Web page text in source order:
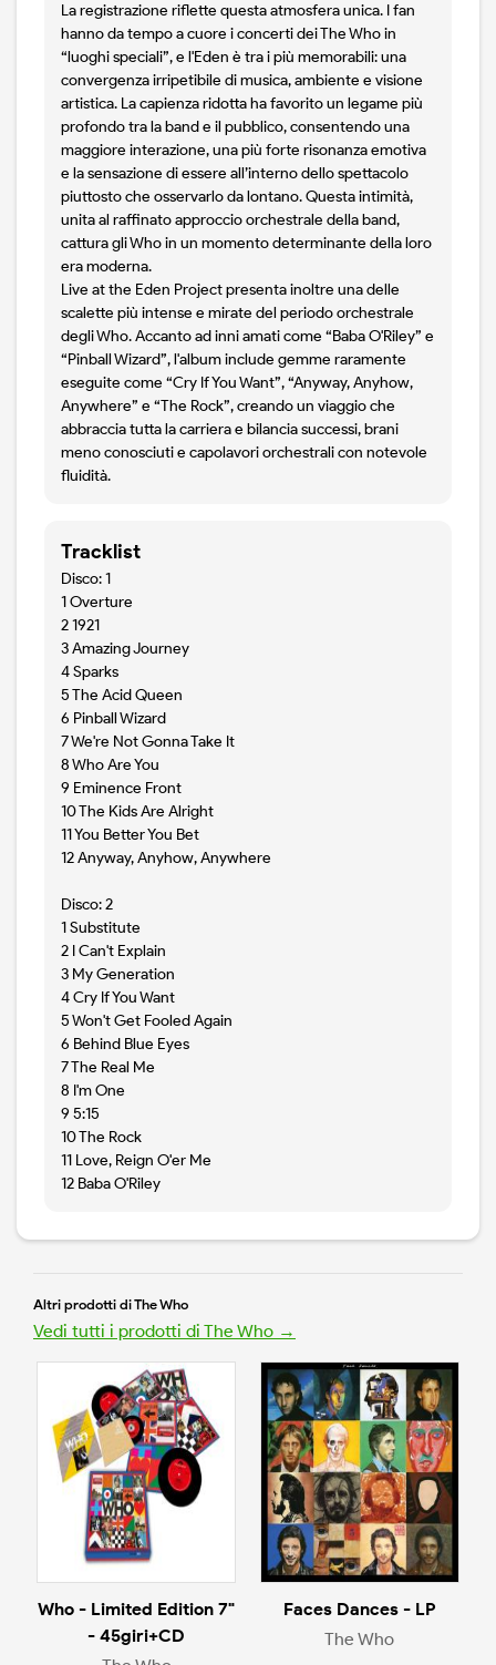
La registrazione riflette questa atmosfera unica. I fan
hanno da tempo a cuore i concerti dei The Who in
“luoghi speciali”, e l'Eden è tra i più memorabili: una
convergenza irripetibile di musica, ambiente e visione
artistica. La capienza ridotta ha favorito un legame più
profondo tra la band e il pubblico, consentendo una
maggiore interazione, una più forte risonanza emotiva
e la sensazione di essere all’interno dello spettacolo
piuttosto che osservarlo da lontano. Questa intimità,
unita al raffinato approccio orchestrale della band,
cattura gli Who in un momento determinante della loro
era moderna.
Live at the Eden Project presenta inoltre una delle
scalette più intense e mirate del periodo orchestrale
degli Who. Accanto ad inni amati come “Baba O'Riley” e
“Pinball Wizard”, l'album include gemme raramente
eseguite come “Cry If You Want”, “Anyway, Anyhow,
Anywhere” e “The Rock”, creando un viaggio che
abbraccia tutta la carriera e bilancia successi, brani
meno conosciuti e capolavori orchestrali con notevole
fluidità.
Tracklist
Disco: 1
1 Overture
2 1921
3 Amazing Journey
4 Sparks
5 The Acid Queen
6 Pinball Wizard
7 We're Not Gonna Take It
8 Who Are You
9 Eminence Front
10 The Kids Are Alright
11 You Better You Bet
12 Anyway, Anyhow, Anywhere
Disco: 2
1 Substitute
2 I Can't Explain
3 My Generation
4 Cry If You Want
5 Won't Get Fooled Again
6 Behind Blue Eyes
7 The Real Me
8 I'm One
9 5:15
10 The Rock
11 Love, Reign O'er Me
12 Baba O'Riley
Altri prodotti di The Who
Vedi tutti i prodotti di The Who →
Who - Limited Edition 7"
- 45giri+CD
Faces Dances - LP
The Who